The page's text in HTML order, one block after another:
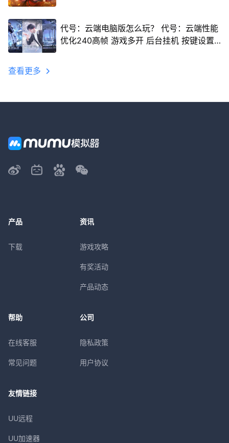
代号：云端电脑版怎么玩？ 代号：云端性能
优化240高帧 游戏多开 后台挂机 按键设置
查看更多
产品
下载
资讯
游戏攻略
有奖活动
产品动态
帮助
在线客服
常见问题
公司
隐私政策
用户协议
友情链接
UU远程
UU加速器